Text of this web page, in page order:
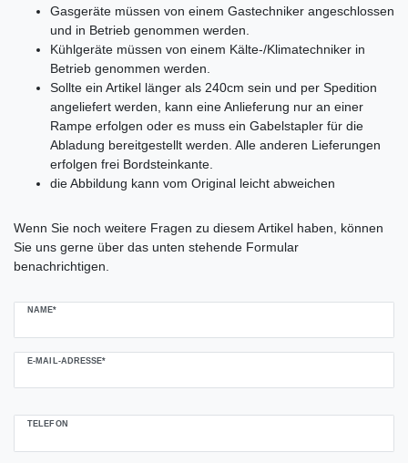
Gasgeräte müssen von einem Gastechniker angeschlossen
und in Betrieb genommen werden.
Kühlgeräte müssen von einem Kälte-/Klimatechniker in
Betrieb genommen werden.
Sollte ein Artikel länger als 240cm sein und per Spedition
angeliefert werden, kann eine Anlieferung nur an einer
Rampe erfolgen oder es muss ein Gabelstapler für die
Abladung bereitgestellt werden. Alle anderen Lieferungen
erfolgen frei Bordsteinkante.
die Abbildung kann vom Original leicht abweichen
Wenn Sie noch weitere Fragen zu diesem Artikel haben, können
Sie uns gerne über das unten stehende Formular
benachrichtigen.
NAME*
E-MAIL-ADRESSE*
TELEFON